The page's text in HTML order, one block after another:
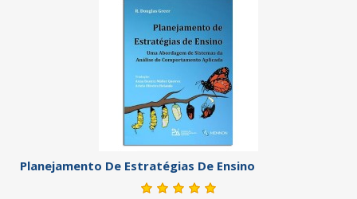
Planejamento De Estratégias De Ensino